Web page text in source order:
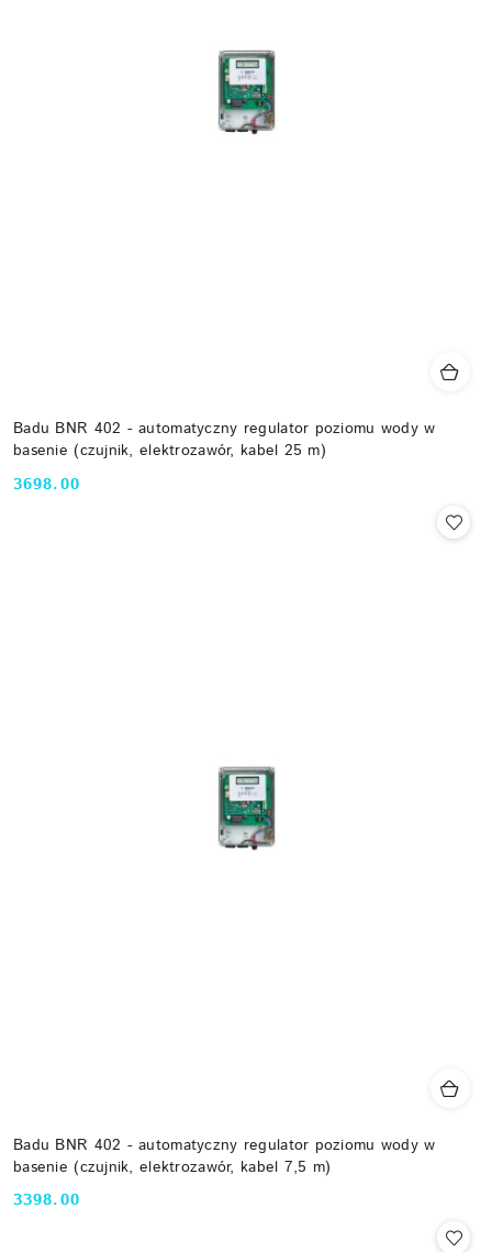
Badu BNR 402 - automatyczny regulator poziomu wody w
basenie (czujnik, elektrozawór, kabel 25 m)
Cena:
3698.00
Badu BNR 402 - automatyczny regulator poziomu wody w
basenie (czujnik, elektrozawór, kabel 7,5 m)
Cena:
3398.00